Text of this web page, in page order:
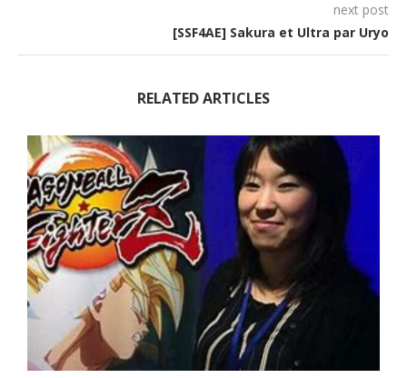
next post
[SSF4AE] Sakura et Ultra par Uryo
RELATED ARTICLES